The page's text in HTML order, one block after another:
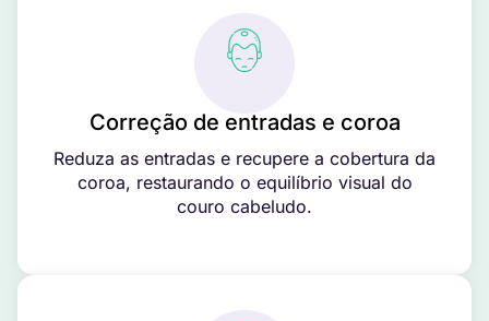
Correção de entradas e coroa
Reduza as entradas e recupere a cobertura da
coroa, restaurando o equilíbrio visual do
couro cabeludo.